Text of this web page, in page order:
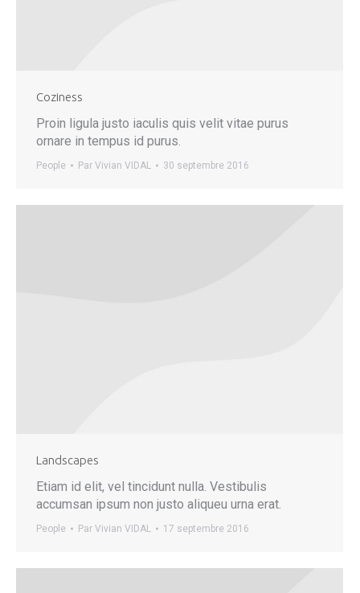
Coziness
Proin ligula justo iaculis quis velit vitae purus
ornare in tempus id purus.
People Par Vivian VIDAL 30 septembre 2016
Landscapes
Etiam id elit, vel tincidunt nulla. Vestibulis
accumsan ipsum non justo aliqueu urna erat.
People Par Vivian VIDAL 17 septembre 2016